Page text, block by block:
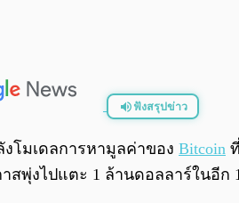
ฟังสรุปข่าว
งโมเดลการหามูลค่าของ Bitcoin
พุ่งไปแตะ 1 ล้านดอลลาร์ในอีก